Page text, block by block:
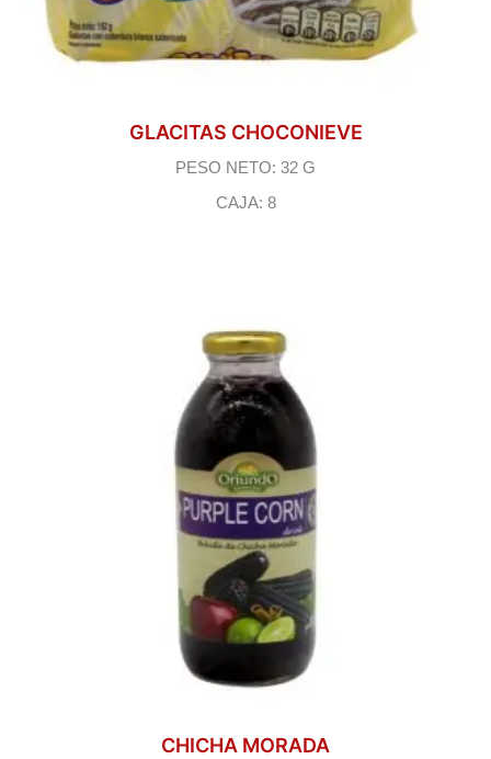
GLACITAS CHOCONIEVE
PESO NETO: 32 G
CAJA: 8
CHICHA MORADA